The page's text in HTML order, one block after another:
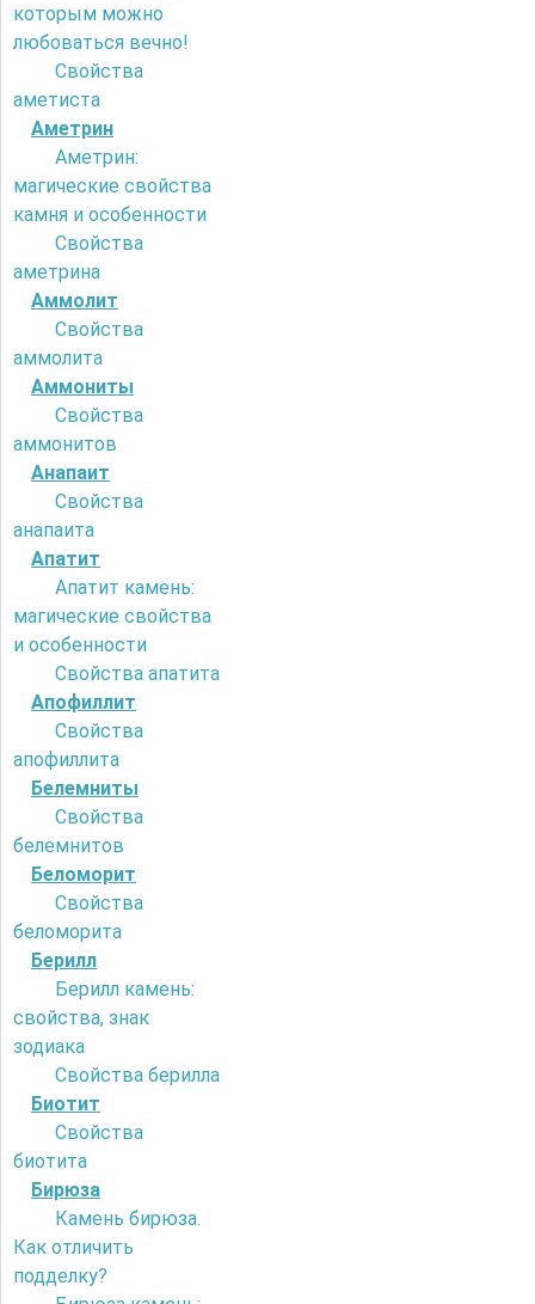
которым можно
любоваться вечно!
Свойства
аметиста
Аметрин
Аметрин:
магические свойства
камня и особенности
Свойства
аметрина
Аммолит
Свойства
аммолита
Аммониты
Свойства
аммонитов
Анапаит
Свойства
анапаита
Апатит
Апатит камень:
магические свойства
и особенности
Свойства апатита
Апофиллит
Свойства
апофиллита
Белемниты
Свойства
белемнитов
Беломорит
Свойства
беломорита
Берилл
Берилл камень:
свойства, знак
зодиака
Свойства берилла
Биотит
Свойства
биотита
Бирюза
Камень бирюза.
Как отличить
подделку?